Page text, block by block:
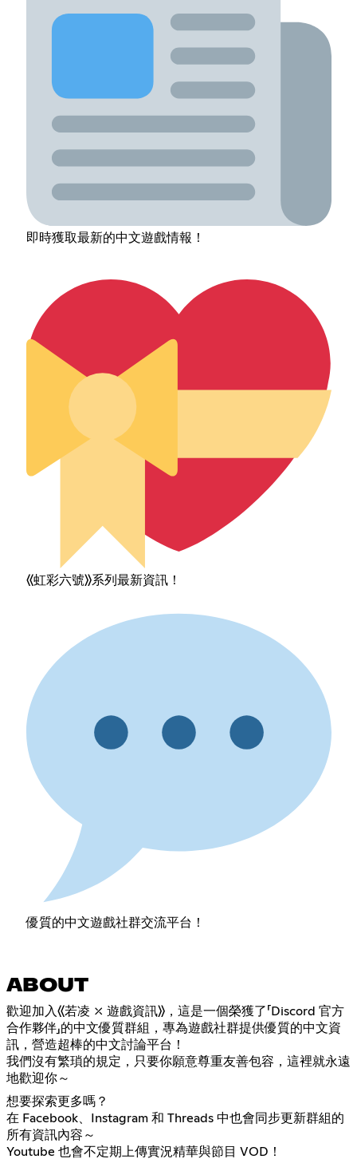
即時獲取最新的中文遊戲情報！
《虹彩六號》系列最新資訊！
優質的中文遊戲社群交流平台！
ABOUT
歡迎加入《若凌 ⤫ 遊戲資訊》，這是一個榮獲了「Discord 官方
合作夥伴」的中文優質群組，專為遊戲社群提供優質的中文資
訊，營造超棒的中文討論平台！
我們沒有繁瑣的規定，只要你願意尊重友善包容，這裡就永遠
地歡迎你～
想要探索更多嗎？
在 Facebook、Instagram 和 Threads 中也會同步更新群組的
所有資訊內容～
Youtube 也會不定期上傳實況精華與節目 VOD！